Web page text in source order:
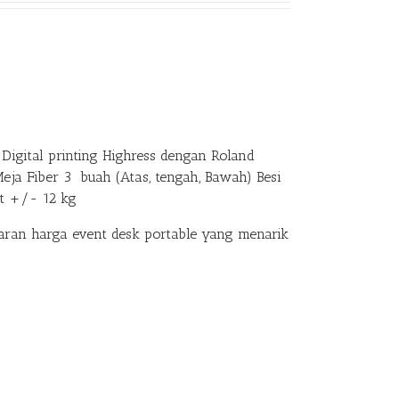
printing Highress dengan Roland
Fiber 3 buah (Atas, tengah, Bawah) Besi
+/- 12 kg
harga event desk portable yang menarik